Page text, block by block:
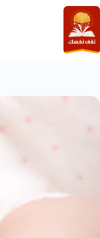
التجاوز
إلى
المحتوى